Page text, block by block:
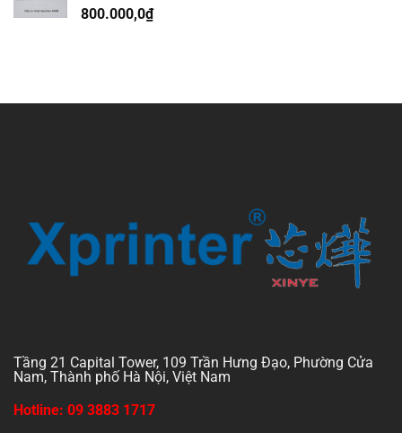
800.000,0₫
Tầng 21 Capital Tower, 109 Trần Hưng Đạo, Phường Cửa
Nam, Thành phố Hà Nội, Việt Nam
Hotline: 09 3883 1717